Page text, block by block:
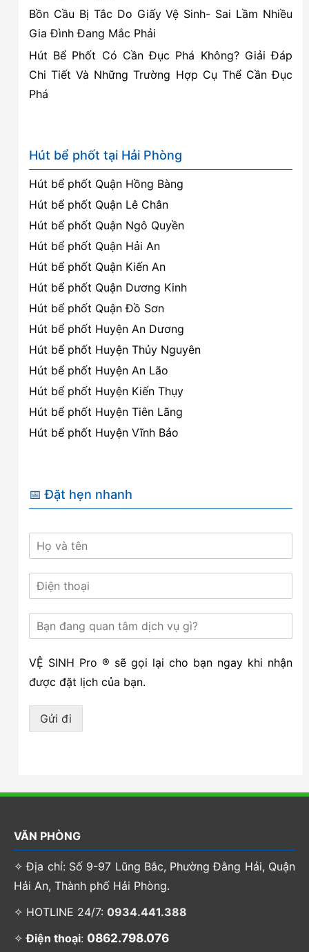
Bồn Cầu Bị Tắc Do Giấy Vệ Sinh- Sai Lầm Nhiều
Gia Đình Đang Mắc Phải
Hút Bể Phốt Có Cần Đục Phá Không? Giải Đáp
Chi Tiết Và Những Trường Hợp Cụ Thể Cần Đục
Phá
Hút bể phốt tại Hải Phòng
Hút bể phốt Quận Hồng Bàng
Hút bể phốt Quận Lê Chân
Hút bể phốt Quận Ngô Quyền
Hút bể phốt Quận Hải An
Hút bể phốt Quận Kiến An
Hút bể phốt Quận Dương Kinh
Hút bể phốt Quận Đồ Sơn
Hút bể phốt Huyện An Dương
Hút bể phốt Huyện Thủy Nguyên
Hút bể phốt Huyện An Lão
Hút bể phốt Huyện Kiến Thụy
Hút bể phốt Huyện Tiên Lãng
Hút bể phốt Huyện Vĩnh Bảo
📅 Đặt hẹn nhanh
VỆ SINH Pro ® sẽ gọi lại cho bạn ngay khi nhận
được đặt lịch của bạn.
Gửi đi
VĂN PHÒNG
✧ Địa chỉ: Số 9-97 Lũng Bắc, Phường Đằng Hải, Quận
Hải An, Thành phố Hải Phòng.
✧ HOTLINE 24/7: 0934.441.388
✧Điện thoại: 0862.798.076